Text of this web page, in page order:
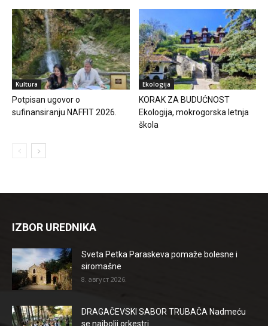
Kultura
Potpisan ugovor o
sufinansiranju NAFFIT 2026.
Ekologija
KORAK ZA BUDUĆNOST
Ekologija, mokrogorska letnja
škola
IZBOR UREDNIKA
Sveta Petka Paraskeva pomaže bolesne i
siromašne
8. август 2026.
DRAGAČEVSKI SABOR TRUBAČA Nadmeću
se najbolji orkestri